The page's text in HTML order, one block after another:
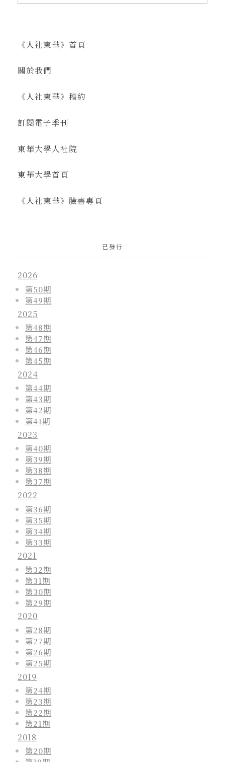
《人社東華》首頁
關於我們
《人社東華》稿約
訂閱電子季刊
東華大學人社院
東華大學首頁
《人社東華》臉書專頁
已發行
2026
第50期
第49期
2025
第48期
第47期
第46期
第45期
2024
第44期
第43期
第42期
第41期
2023
第40期
第39期
第38期
第37期
2022
第36期
第35期
第34期
第33期
2021
第32期
第31期
第30期
第29期
2020
第28期
第27期
第26期
第25期
2019
第24期
第23期
第22期
第21期
2018
第20期